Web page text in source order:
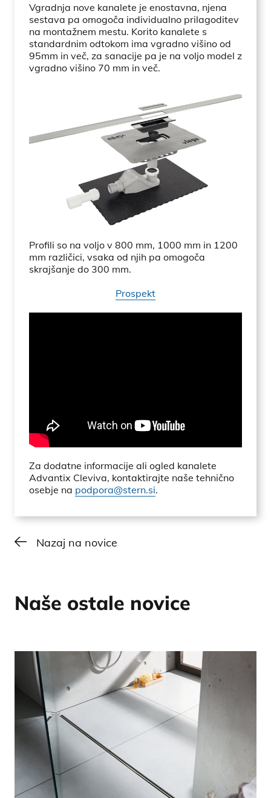
Vgradnja nove kanalete je enostavna, njena
sestava pa omogoča individualno prilagoditev
na montažnem mestu. Korito kanalete s
standardnim odtokom ima vgradno višino od
95mm in več, za sanacije pa je na voljo model z
vgradno višino 70 mm in več.
Profili so na voljo v 800 mm, 1000 mm in 1200
mm različici, vsaka od njih pa omogoča
skrajšanje do 300 mm.
Prospekt
Za dodatne informacije ali ogled kanalete
Advantix Cleviva, kontaktirajte naše tehnično
osebje na podpora@stern.si.
Nazaj na novice
Naše ostale novice